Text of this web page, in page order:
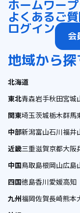
ホームワー
よくあるご
ログイン 会
地域から探
北海道
東北青森岩手秋田宮城
関東埼玉茨城栃木群馬
中部新潟富山石川福井
近畿三重滋賀京都大阪
中国鳥取島根岡山広島
四国徳島香川愛媛高知
九州福岡佐賀長崎熊本